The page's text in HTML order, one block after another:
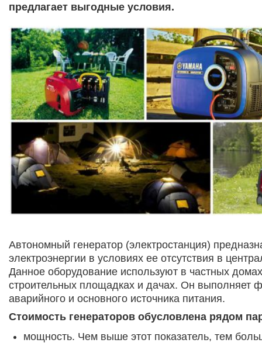
предлагает выгодные условия.
Автономный генератор (электростанция)
электроэнергии в условиях ее отсутствия в
Данное оборудование используют в частных
строительных площадках и дачах. Он выполняет
аварийного и основного источника питания.
Стоимость генераторов обусловлена рядом
мощность. Чем выше этот показатель, тем